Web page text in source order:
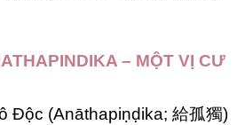
– MỘT VỊ CƯ
Độc (Anāthapiṇḍika; 給孤獨)